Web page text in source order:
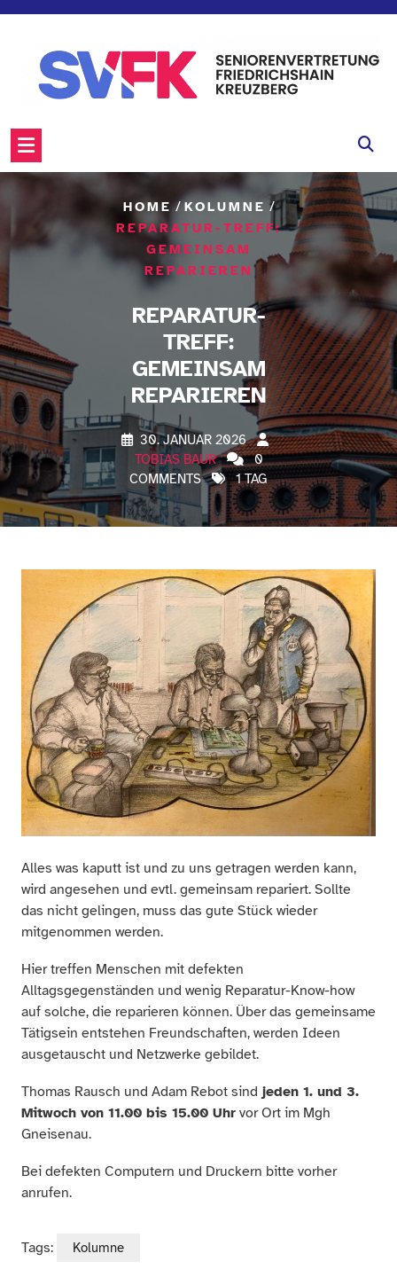
Skip
content
HOME/KOLUMNE /
REPARATUR-TREFF:
GEMEINSAM
REPARIEREN
REPARATUR-
TREFF:
GEMEINSAM
REPARIEREN
30. JANUAR 2026
TOBIAS BAUR
0
COMMENTS
1 TAG
Alles was kaputt ist und zu uns getragen werden kann,
wird angesehen und evtl. gemeinsam repariert. Sollte
das nicht gelingen, muss das gute Stück wieder
mitgenommen werden.
Hier treffen Menschen mit defekten
Alltagsgegenständen und wenig Reparatur-Know-how
auf solche, die reparieren können. Über das gemeinsame
Tätigsein entstehen Freundschaften, werden Ideen
ausgetauscht und Netzwerke gebildet.
Thomas Rausch und Adam Rebot sind jeden 1. und 3.
Mitwoch von 11.00 bis 15.00 Uhr vor Ort im Mgh
Gneisenau.
Bei defekten Computern und Druckern bitte vorher
anrufen.
Tags: Kolumne